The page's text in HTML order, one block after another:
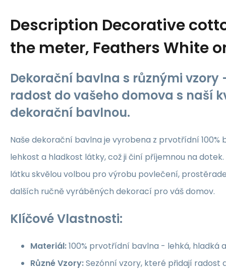
Description Decorative
the meter, Feathers White
Dekorační bavlna s různými vzory
radost do vašeho domova s naší
dekorační bavlnou.
Naše dekorační bavlna je vyrobena z prvotřídní 100%
lehkost a hladkost látky, což ji činí příjemnou na
látku skvělou volbou pro výrobu povlečení,
dalších ručně vyráběných dekorací pro váš domov.
Klíčové Vlastnosti:
Materiál:100% prvotřídní bavlna - lehká, hladká
Různé Vzory:Sezónní vzory, které přidají radost